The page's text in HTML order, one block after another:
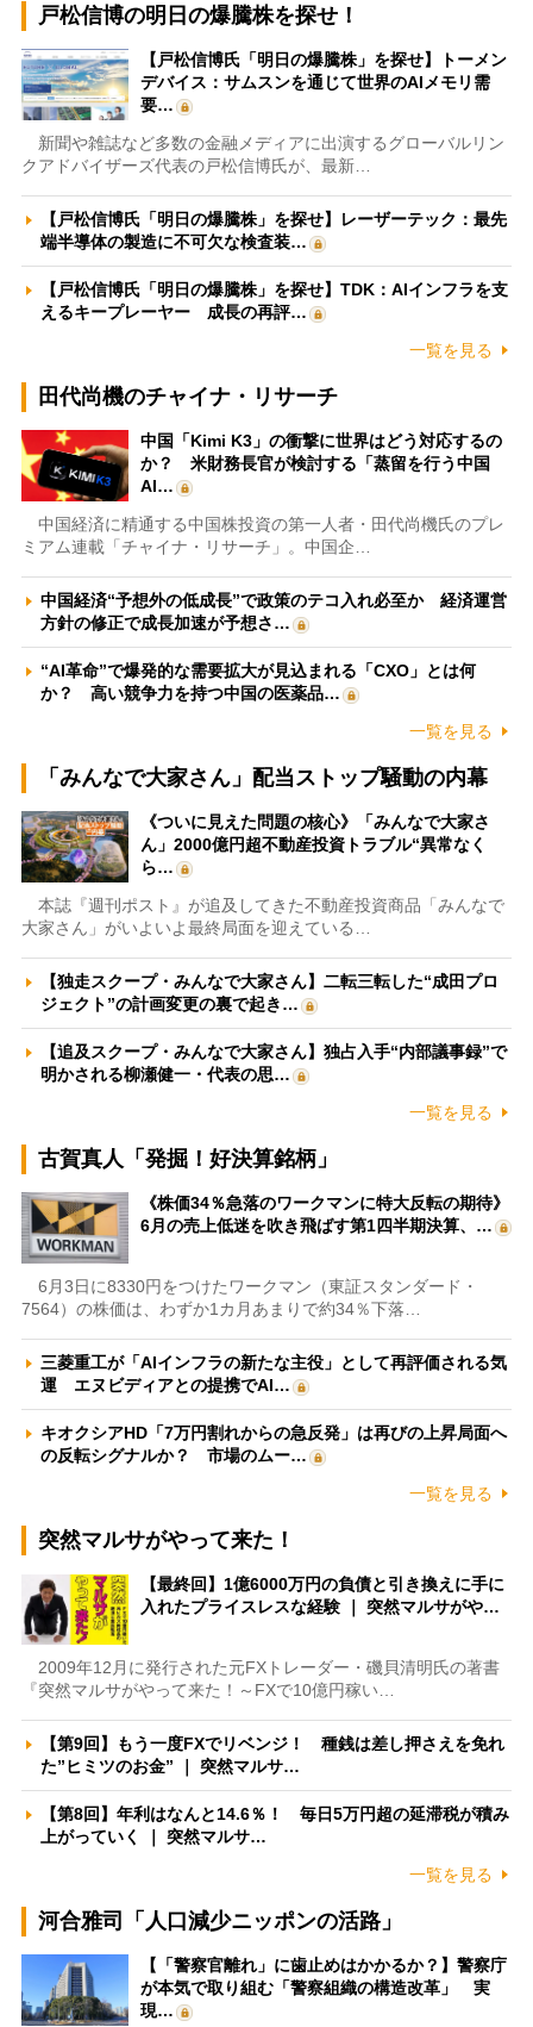
戸松信博の明日の爆騰株を探せ！
【戸松信博氏「明日の爆騰株」を探せ】トーメン
デバイス：サムスンを通じて世界のAIメモリ需
要…
新聞や雑誌など多数の金融メディアに出演するグローバルリン
クアドバイザーズ代表の戸松信博氏が、最新…
【戸松信博氏「明日の爆騰株」を探せ】レーザーテック：最先
端半導体の製造に不可欠な検査装…
【戸松信博氏「明日の爆騰株」を探せ】TDK：AIインフラを支
えるキープレーヤー 成長の再評…
一覧を見る
田代尚機のチャイナ・リサーチ
中国「Kimi K3」の衝撃に世界はどう対応するの
か？ 米財務長官が検討する「蒸留を行う中国
AI…
中国経済に精通する中国株投資の第一人者・田代尚機氏のプレ
ミアム連載「チャイナ・リサーチ」。中国企…
中国経済“予想外の低成長”で政策のテコ入れ必至か 経済運営
方針の修正で成長加速が予想さ…
“AI革命”で爆発的な需要拡大が見込まれる「CXO」とは何
か？ 高い競争力を持つ中国の医薬品…
一覧を見る
「みんなで大家さん」配当ストップ騒動の内幕
《ついに見えた問題の核心》「みんなで大家さ
ん」2000億円超不動産投資トラブル“異常なく
ら…
本誌『週刊ポスト』が追及してきた不動産投資商品「みんなで
大家さん」がいよいよ最終局面を迎えている…
【独走スクープ・みんなで大家さん】二転三転した“成田プロ
ジェクト”の計画変更の裏で起き…
【追及スクープ・みんなで大家さん】独占入手“内部議事録”で
明かされる柳瀬健一・代表の思…
一覧を見る
古賀真人「発掘！好決算銘柄」
《株価34％急落のワークマンに特大反転の期待》
6月の売上低迷を吹き飛ばす第1四半期決算、…
6月3日に8330円をつけたワークマン（東証スタンダード・
7564）の株価は、わずか1カ月あまりで約34％下落…
三菱重工が「AIインフラの新たな主役」として再評価される気
運 エヌビディアとの提携でAI…
キオクシアHD「7万円割れからの急反発」は再びの上昇局面へ
の反転シグナルか？ 市場のムー…
一覧を見る
突然マルサがやって来た！
【最終回】1億6000万円の負債と引き換えに手に
入れたプライスレスな経験 ｜ 突然マルサがや…
2009年12月に発行された元FXトレーダー・磯貝清明氏の著書
『突然マルサがやって来た！～FXで10億円稼い…
【第9回】もう一度FXでリベンジ！ 種銭は差し押さえを免れ
た”ヒミツのお金” ｜ 突然マルサ…
【第8回】年利はなんと14.6％！ 毎日5万円超の延滞税が積み
上がっていく ｜ 突然マルサ…
一覧を見る
河合雅司「人口減少ニッポンの活路」
【「警察官離れ」に歯止めはかかるか？】警察庁
が本気で取り組む「警察組織の構造改革」 実
現…